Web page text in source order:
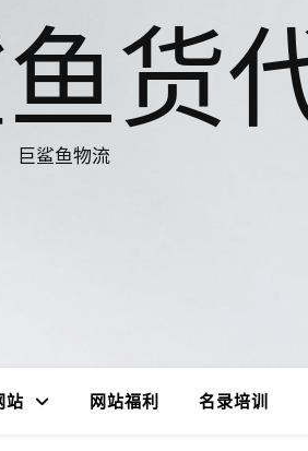
货
巨鲨鱼物流
站 网站福利 名录培训